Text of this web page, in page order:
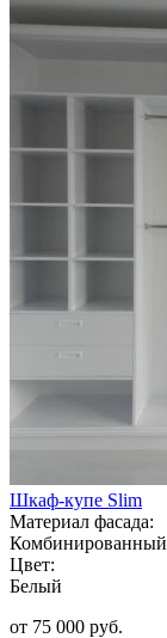
Шкаф-купе Slim
Материал фасада:
Комбинированный
Цвет:
Белый
от 75 000 руб.